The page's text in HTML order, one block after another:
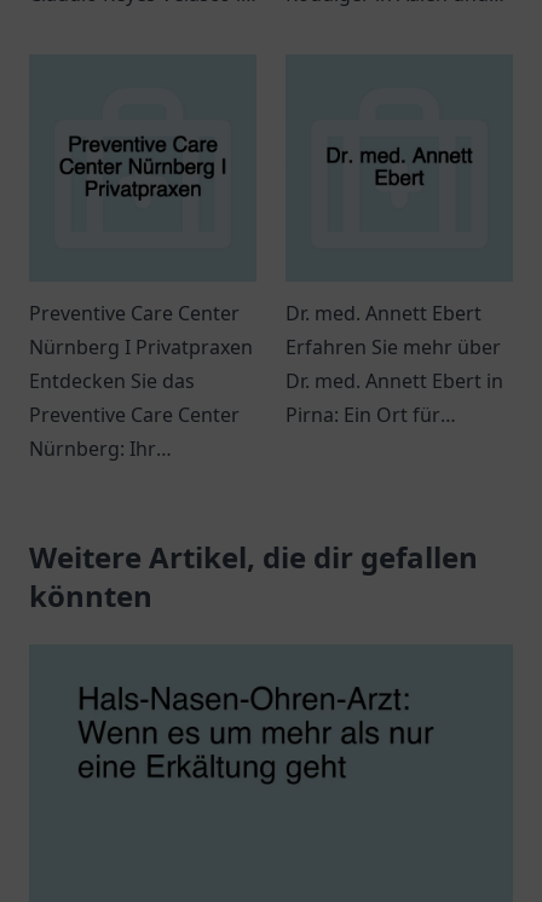
Preventive Care Center
Nürnberg I Privatpraxen
Entdecken Sie das
Preventive Care Center
Nürnberg: Ihr
Gesundheitsdienstleistungen
und präventive
Dr. med. Annett Ebert
Erfahren Sie mehr über
Dr. med. Annett Ebert in
Pirna: Ein Ort für
Atmosphäre.
Weitere Artikel, die dir gefallen
könnten